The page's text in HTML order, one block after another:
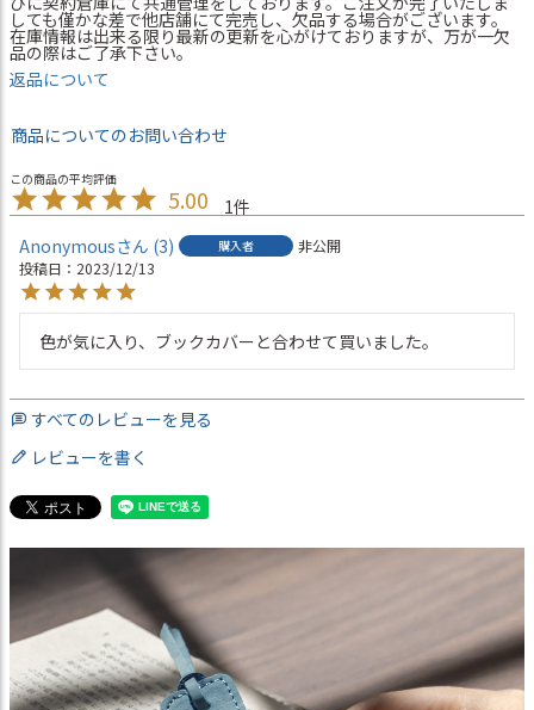
しても僅かな差で他店舗にて完売し、欠品する場合がございます。
在庫情報は出来る限り最新の更新を心がけておりますが、万が一欠
品の際はご了承下さい。
返品について
商品についてのお問い合わせ
5.00
1
Anonymous
3 購入者
非公開
投稿日
2023/12/13
色が気に入り、ブックカバーと合わせて買いました。
すべてのレビューを見る
レビューを書く